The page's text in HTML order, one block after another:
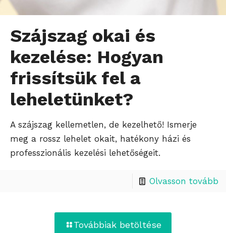
Szájszag okai és
kezelése: Hogyan
frissítsük fel a
leheletünket?
A szájszag kellemetlen, de kezelhető! Ismerje
meg a rossz lehelet okait, hatékony házi és
professzionális kezelési lehetőségeit.
Olvasson tovább
Továbbiak betöltése